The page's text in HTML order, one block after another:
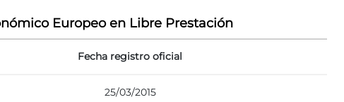
Europeo en Libre Prestación
Fecha registro oficial
25/03/2015